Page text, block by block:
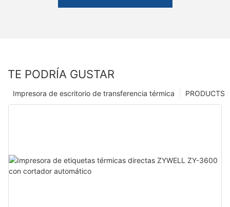
TE PODRÍA GUSTAR
PRODUCTS
Impresora de escritorio de transferencia térmica